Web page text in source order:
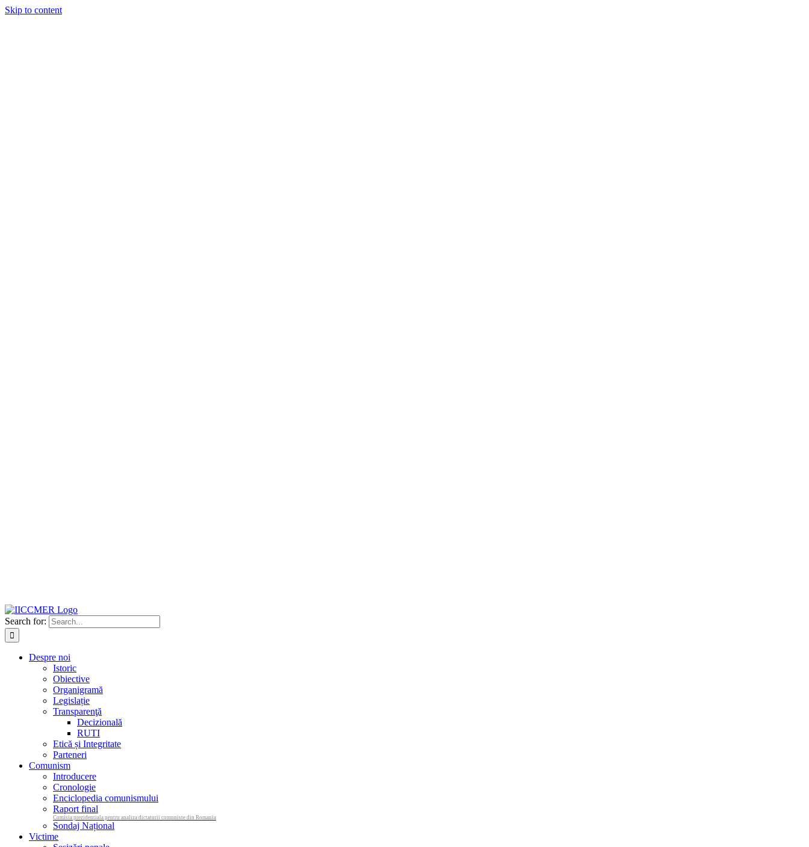
Skip to content
Search for:
Despre noi
Istoric
Obiective
Organigramă
Legislație
Transparenţă
Decizională
RUTI
Etică și Integritate
Parteneri
Comunism
Introducere
Cronologie
Enciclopedia comunismului
Raport final
Comisia prezidentiala pentru analiza dictaturii comuniste din Romania
Sondaj Național
Victime